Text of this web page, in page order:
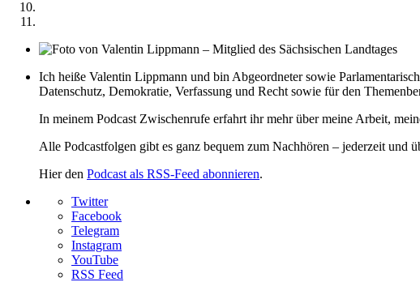
Ich heiße Valentin Lippmann und bin Abgeordneter sowie
Datenschutz, Demokratie, Verfassung und Recht sowie für den
In meinem Podcast Zwischenrufe erfahrt ihr mehr über meine Arbeit,
Alle Podcastfolgen gibt es ganz bequem zum Nachhören – jederzeit und
Hier den Podcast als RSS-Feed abonnieren.
Twitter
Facebook
Telegram
Instagram
YouTube
RSS Feed